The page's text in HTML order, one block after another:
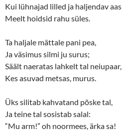
Kui lühnajad lilled ja haljendav aas
Meelt hoidsid rahu süles.
Ta haljale mättale pani pea,
Ja väsimus silmi ju surus;
Säält naeratas lahkelt tal neiupaar,
Kes asuvad metsas, murus.
Üks silitab kahvatand põske tal,
Ja teine tal sosistab salal:
“Mu arm!” oh noormees, ärka sa!